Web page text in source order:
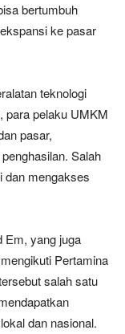
bertumbuh
ke pasar
teknologi
para pelaku UMKM
pasar,
Salah
dan mengakses
Em, yang juga
Pertamina
salah satu
dan nasional.